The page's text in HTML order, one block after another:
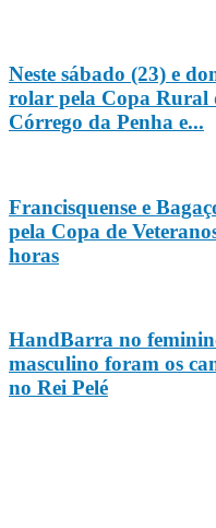
Neste sábado (23) e
rolar pela Copa Rural
Córrego da Penha e...
Francisquense e
pela Copa de
horas
HandBarra no
masculino foram os
no Rei Pelé